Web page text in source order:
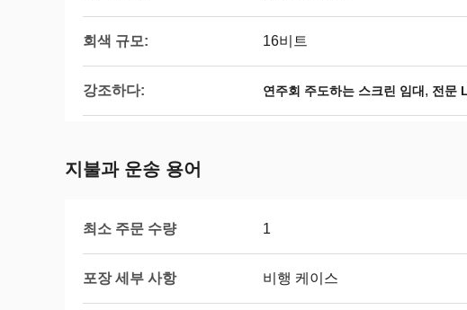
회색 규모: 16비트
강조하다: 연주회 주도하는 스크린 임대 , 전문
지불과 운송 용어
최소 주문 수량 1
포장 세부 사항 비행 케이스